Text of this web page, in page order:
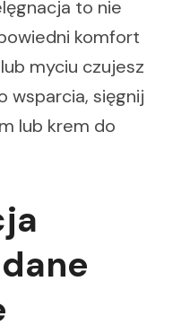
to nie
komfort
myciu czujesz
wsparcia, sięgnij
lub krem do